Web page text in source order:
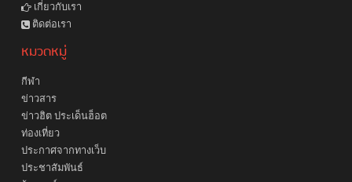
เกี่ยวกับเรา
ติดต่อเรา
หมวดหมู่
กีฬา
ข่าวสาร
ข่าวฮิต ประเด็นฮ็อต
ท่องเที่ยว
ประกาศจากทางเว็บ
ประชาสัมพันธ์